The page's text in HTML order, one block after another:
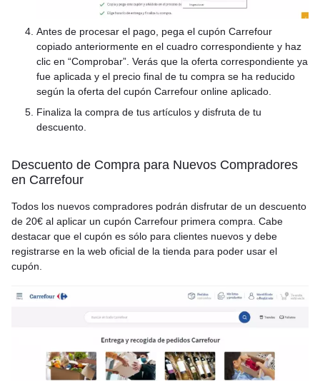
Antes de procesar el pago, pega el cupón Carrefour
copiado anteriormente en el cuadro correspondiente y haz
clic en “Comprobar”. Verás que la oferta correspondiente ya
fue aplicada y el precio final de tu compra se ha reducido
según la oferta del cupón Carrefour online aplicado.
Finaliza la compra de tus artículos y disfruta de tu
descuento.
Descuento de Compra para Nuevos Compradores
en Carrefour
Todos los nuevos compradores podrán disfrutar de un descuento
de 20€ al aplicar un cupón Carrefour primera compra. Cabe
destacar que el cupón es sólo para clientes nuevos y debe
registrarse en la web oficial de la tienda para poder usar el
cupón.